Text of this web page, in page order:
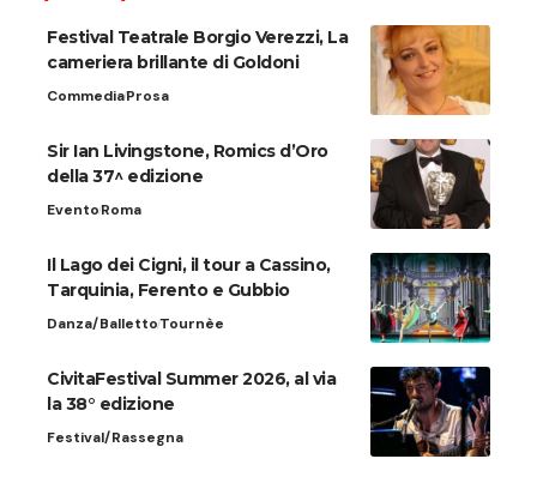
Festival Teatrale Borgio Verezzi, La
cameriera brillante di Goldoni
CommediaProsa
Sir Ian Livingstone, Romics d’Oro
della 37^ edizione
EventoRoma
Il Lago dei Cigni, il tour a Cassino,
Tarquinia, Ferento e Gubbio
Danza/BallettoTournèe
CivitaFestival Summer 2026, al via
la 38° edizione
Festival/Rassegna